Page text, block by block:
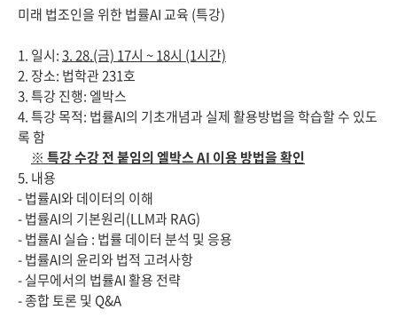
미래 법조인을 위한 법률AI 교육 (특강)
1. 일시:3. 28.(금) 17시 ~ 18시 (1시간)
2. 장소: 법학관 231호
3. 특강 진행: 엘박스
4. 특강 목적: 법률AI의 기초개념과 실제 활용방법을 학습할 수 있도
록 함
※ 특강 수강 전 붙임의 엘박스 AI 이용 방법을 확인
5. 내용
- 법률AI와 데이터의 이해
- 법률AI의 기본원리(LLM과 RAG)
- 법률AI 실습 : 법률 데이터 분석 및 응용
- 법률AI의 윤리와 법적 고려사항
- 실무에서의 법률AI 활용 전략
- 종합 토론 및 Q&A